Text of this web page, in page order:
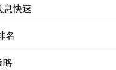
快速
名
略